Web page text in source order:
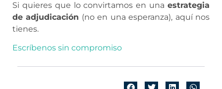
Si quieres que lo convirtamos en una estrategia
de adjudicación (no en una esperanza), aquí nos
tienes.
Escríbenos sin compromiso